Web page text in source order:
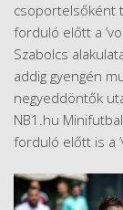
csoportelsőként
forduló előtt a
Szabolcs
addig gyengén
negyeddöntők
NB1.hu
forduló előtt is a